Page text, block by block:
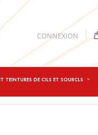
CONNEXION
TEINTURES DE CILS ET SOURCLS